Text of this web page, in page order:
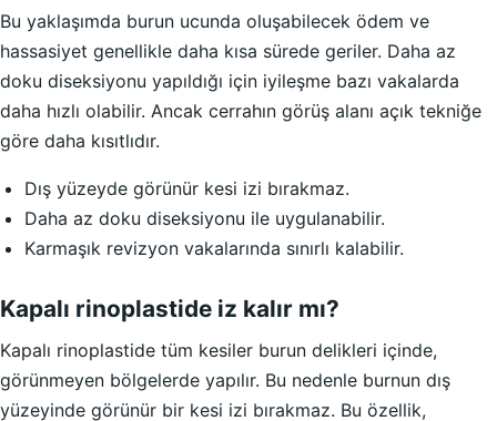
Bu yaklaşımda burun ucunda oluşabilecek ödem ve
hassasiyet genellikle daha kısa sürede geriler. Daha az
doku diseksiyonu yapıldığı için iyileşme bazı vakalarda
daha hızlı olabilir. Ancak cerrahın görüş alanı açık tekniğe
göre daha kısıtlıdır.
Dış yüzeyde görünür kesi izi bırakmaz.
Daha az doku diseksiyonu ile uygulanabilir.
Karmaşık revizyon vakalarında sınırlı kalabilir.
Kapalı rinoplastide iz kalır mı?
Kapalı rinoplastide tüm kesiler burun delikleri içinde,
görünmeyen bölgelerde yapılır. Bu nedenle burnun dış
yüzeyinde görünür bir kesi izi bırakmaz. Bu özellik,